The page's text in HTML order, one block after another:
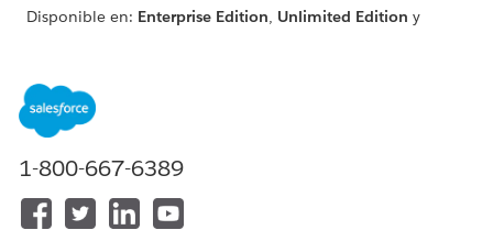
Disponible en: Enterprise Edition, Unlimited Edition y
Si desea capturar información de flota de activos que no
sean vehículos, como contenedores de envío, solo puede
seleccionar el campo Activo cuando crea un registro
También puede especificar el valor Uso de activo para
cada activo de flota.
Cuando un registro Activo no está relacionado con un
1-800-667-6389